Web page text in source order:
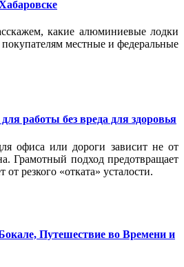
какие алюминиевые лодки
местные и федеральные
работы без вреда для здоровья
офиса или дороги зависит не от
Грамотный подход предотвращает
от резкого «отката» усталости.
Путешествие во Времени и